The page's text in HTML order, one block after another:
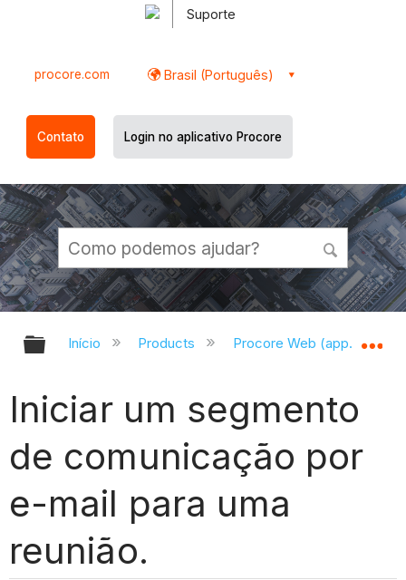
Suporte
procore.com Brasil (Português)
Contato Login no aplicativo Procore
Expandir/recolher hierarquia
Início Products Procore Web
Iniciar um segmento
de comunicação por
e-mail para uma
reunião.